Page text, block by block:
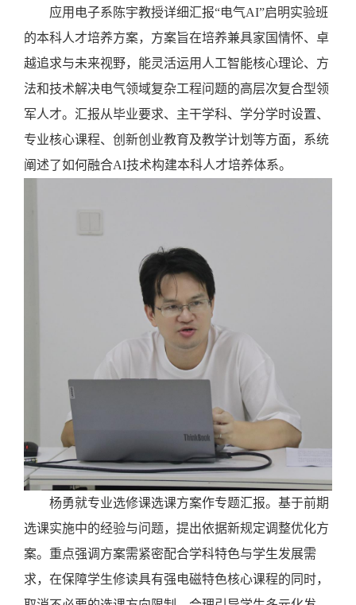
应用电子系陈宇教授详细汇报“电气AI”启明实验班
的本科人才培养方案，方案旨在培养兼具家国情怀、卓
越追求与未来视野，能灵活运用人工智能核心理论、方
法和技术解决电气领域复杂工程问题的高层次复合型领
军人才。汇报从毕业要求、主干学科、学分学时设置、
专业核心课程、创新创业教育及教学计划等方面，系统
阐述了如何融合AI技术构建本科人才培养体系。
杨勇就专业选修课选课方案作专题汇报。基于前期
选课实施中的经验与问题，提出依据新规定调整优化方
案。重点强调方案需紧密配合学科特色与学生发展需
求，在保障学生修读具有强电磁特色核心课程的同时，